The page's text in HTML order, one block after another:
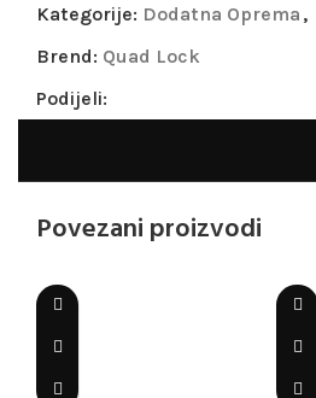
Kategorije: Dodatna Oprema ,
Brend: Quad Lock
Podijeli:
Povezani proizvodi